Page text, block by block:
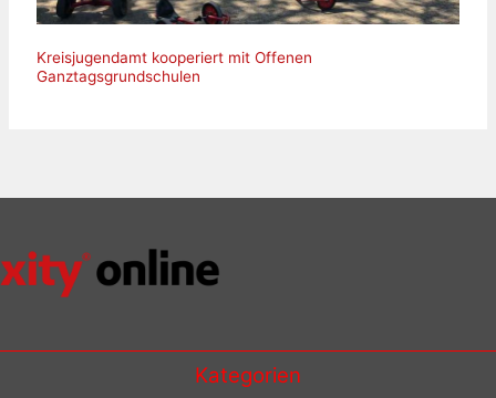
Kreisjugendamt kooperiert mit Offenen
Ganztagsgrundschulen
Kategorien